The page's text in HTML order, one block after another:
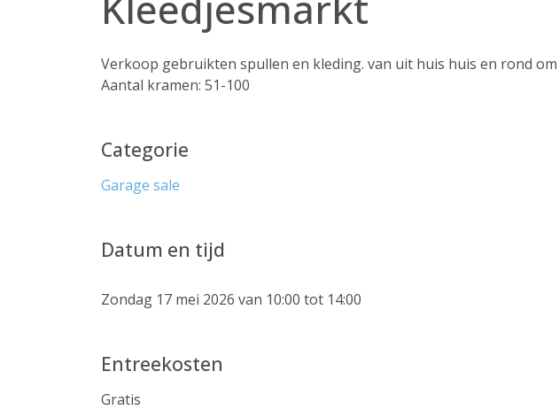
Verkoop gebruikten spullen en kleding. van uit huis huis en rond
Aantal kramen: 51-100
Categorie
Garage sale
Datum en tijd
Zondag 17 mei 2026 van 10:00 tot 14:00
Entreekosten
Gratis